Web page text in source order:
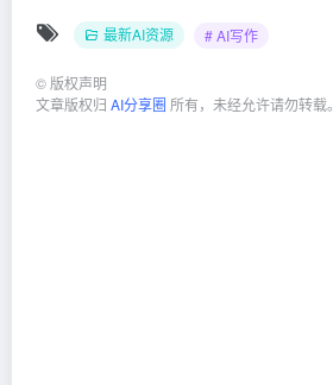
最新AI资源 # AI写作
© 版权声明
文章版权归 AI分享圈 所有，未经允许请勿转载。